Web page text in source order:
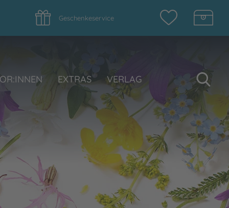
Geschenkeservice
EXTRAS VERLAG